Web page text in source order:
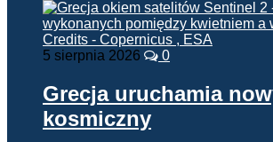
5 sierpnia 2026 0
Grecja uruchamia
kosmiczny